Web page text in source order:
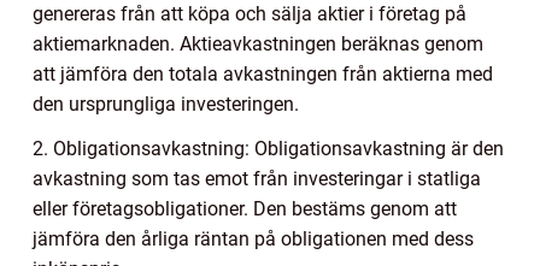
genereras från att köpa och sälja aktier i företag på
aktiemarknaden. Aktieavkastningen beräknas genom
att jämföra den totala avkastningen från aktierna med
den ursprungliga investeringen.
2. Obligationsavkastning: Obligationsavkastning är den
avkastning som tas emot från investeringar i statliga
eller företagsobligationer. Den bestäms genom att
jämföra den årliga räntan på obligationen med dess